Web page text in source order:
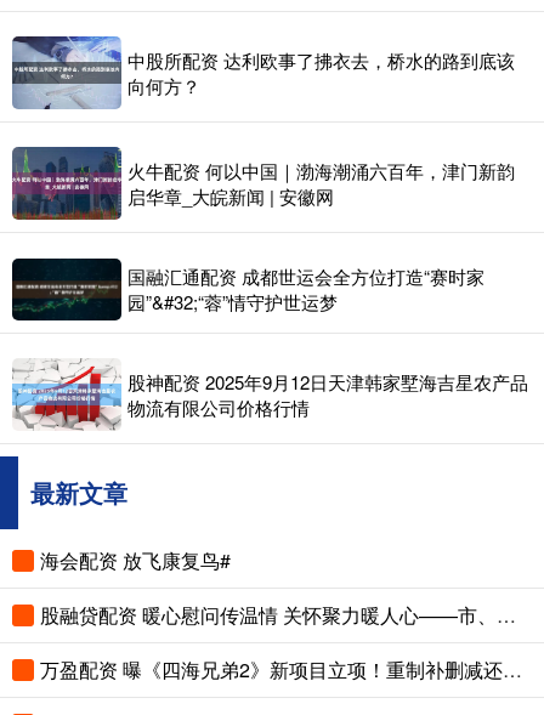
中股所配资 达利欧事了拂衣去，桥水的路到底该
向何方？
火牛配资 何以中国｜渤海潮涌六百年，津门新韵
启华章_大皖新闻 | 安徽网
国融汇通配资 成都世运会全方位打造“赛时家
园”&#32;“蓉”情守护世运梦
股神配资 2025年9月12日天津韩家墅海吉星农产品
物流有限公司价格行情
最新文章
海会配资 放飞康复鸟#
股融贷配资 暖心慰问传温情 关怀聚力暖人心——市、县总工会先后走访慰问困难职工和劳模
万盈配资 曝《四海兄弟2》新项目立项！重制补删减还是新作续传奇？